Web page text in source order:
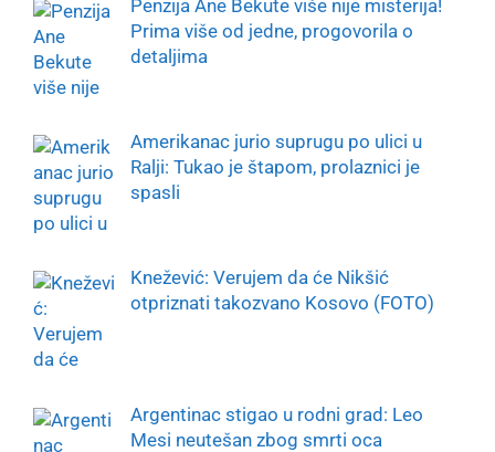
Penzija Ane Bekute više nije misterija!
Prima više od jedne, progovorila o
detaljima
Amerikanac jurio suprugu po ulici u
Ralji: Tukao je štapom, prolaznici je
spasli
Knežević: Verujem da će Nikšić
otpriznati takozvano Kosovo (FOTO)
Argentinac stigao u rodni grad: Leo
Mesi neutešan zbog smrti oca